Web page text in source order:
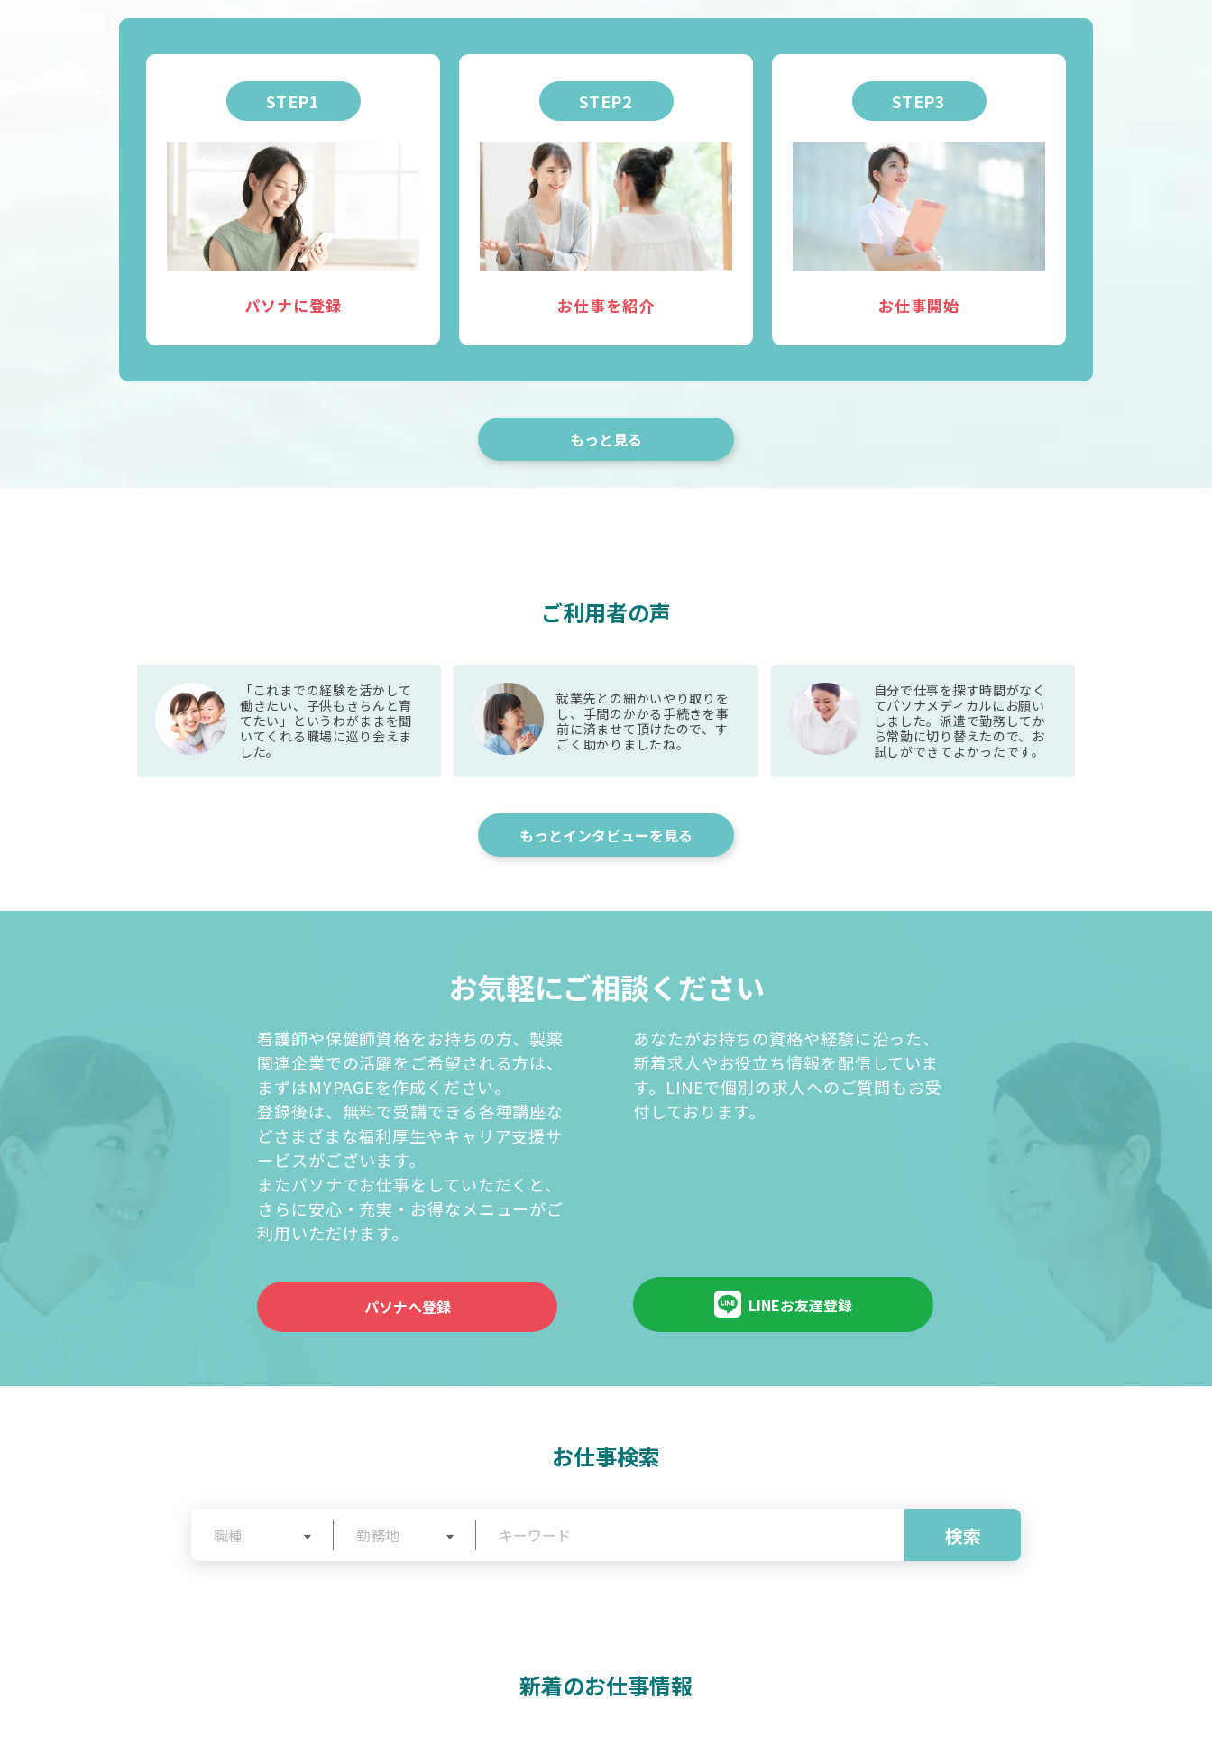
STEP1
パソナに登録
STEP2
お仕事を紹介
STEP3
お仕事開始
もっと見る
ご利用者の声
「これまでの経験を活かして
働きたい、子供もきちんと育
てたい」というわがままを聞
いてくれる職場に巡り会えま
した。
就業先との細かいやり取りを
し、手間のかかる手続きを事
前に済ませて頂けたので、す
ごく助かりましたね。
自分で仕事を探す時間がなく
てパソナメディカルにお願い
しました。派遣で勤務してか
ら常勤に切り替えたので、お
試しができてよかったです。
もっとインタビューを見る
お気軽にご相談ください
看護師や保健師資格をお持ちの方、製薬
関連企業での活躍をご希望される方は、
まずはMYPAGEを作成ください。
登録後は、無料で受講できる各種講座な
どさまざまな福利厚生やキャリア支援サ
ービスがございます。
またパソナでお仕事をしていただくと、
さらに安心・充実・お得なメニューがご
利用いただけます。
パソナへ登録
あなたがお持ちの資格や経験に沿った、
新着求人やお役立ち情報を配信していま
す。LINEで個別の求人へのご質問もお受
付しております。
LINEお友達登録
お仕事検索
新着のお仕事情報